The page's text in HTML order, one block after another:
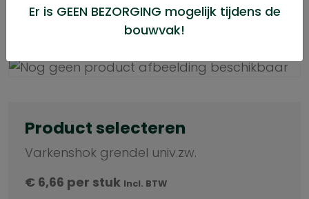
Varkenshok grendel univ.zw.
Product selecteren
Varkenshok grendel univ.zw.
€ 6,66 per stuk Incl. BTW
Er is GEEN BEZORGING mogelijk tijdens de
bouwvak!